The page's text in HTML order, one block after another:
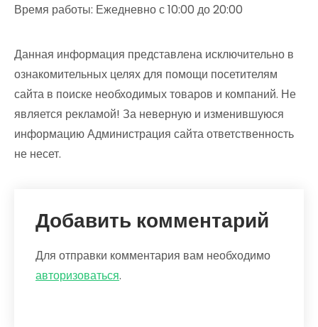
Время работы: Ежедневно с 10:00 до 20:00
Данная информация представлена исключительно в
ознакомительных целях для помощи посетителям
сайта в поиске необходимых товаров и компаний. Не
является рекламой! За неверную и изменившуюся
информацию Администрация сайта ответственность
не несет.
Добавить комментарий
Для отправки комментария вам необходимо
авторизоваться.